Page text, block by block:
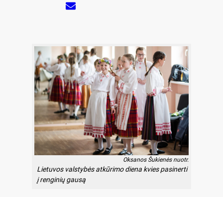
Oksanos Šukienės nuotr.
Lietuvos valstybės atkūrimo diena kvies pasinerti
į renginių gausą